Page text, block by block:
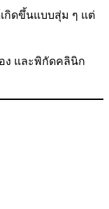
กิดขึ้นแบบสุ่ม ๆ แต่
ง และพิกัดคลินิก